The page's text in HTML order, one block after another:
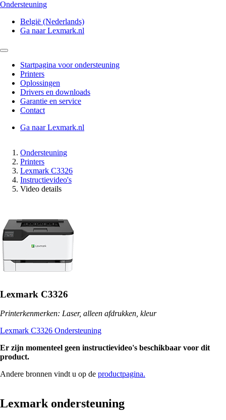
Ondersteuning
België (Nederlands)
Ga naar Lexmark.nl
Startpagina voor ondersteuning
Printers
Oplossingen
Drivers en downloads
Garantie en service
Contact
Ga naar Lexmark.nl
Ondersteuning
Printers
Lexmark C3326
Instructievideo's
Video details
Lexmark C3326
Printerkenmerken: Laser, alleen afdrukken, kleur
Lexmark C3326 Ondersteuning
Er zijn momenteel geen instructievideo's beschikbaar voor dit
product.
Andere bronnen vindt u op de productpagina.
Lexmark ondersteuning